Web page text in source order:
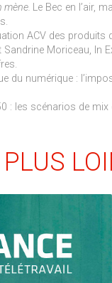
mène. Le Bec en l’air,
ACV des produits
Moriceau, In
du numérique :
: les scénarios de